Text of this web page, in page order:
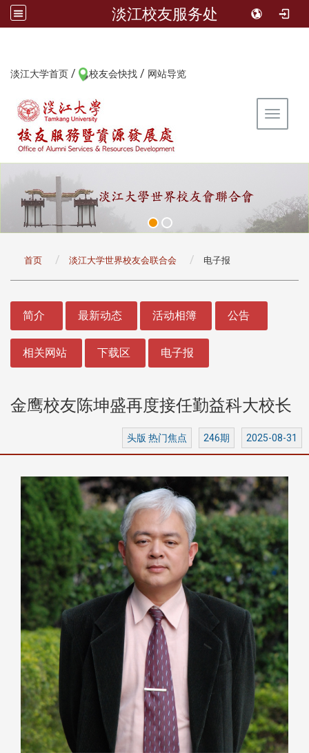
淡江校友服务处
淡江大学首页 / 校友会快找 / 网站导览
Toggle
首页 淡江大学世界校友会联合会 电子报
简介 最新动态 活动相簿 公告
相关网站 下载区 电子报
金鹰校友陈坤盛再度接任勤益科大校长
头版 热门焦点 246期 2025-08-31